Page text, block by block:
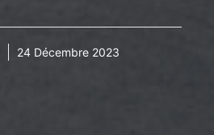
24 Décembre 2023